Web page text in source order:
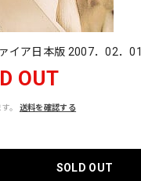
イア日本版 2007．02．01
OUT
。 送料を確認する
SOLD OUT